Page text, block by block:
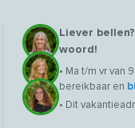
Liever
woord!
• Ma t/m vr van
bereikbaar en
• Dit